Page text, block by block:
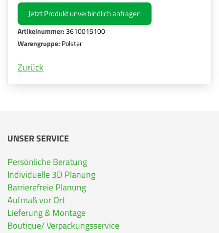
Jetzt Produkt unverbindlich anfragen
Artikelnummer: 3610015100
Warengruppe: Polster
Zurück
UNSER SERVICE
Persönliche Beratung
Individuelle 3D Planung
Barrierefreie Planung
Aufmaß vor Ort
Lieferung & Montage
Boutique/ Verpackungsservice